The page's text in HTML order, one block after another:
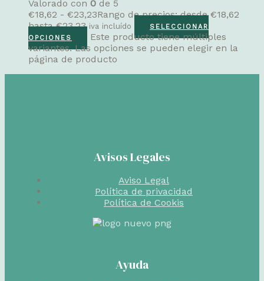
Valorado con 0 de 5
€18,62 - €23,23Rango de precios: desde €18,62
hasta €23,23 iva incluído
SELECCIONAR
OPCIONES
Este producto tiene múltiples
variantes. Las opciones se pueden elegir en la
página de producto
Avisos Legales
Aviso Legal
Política de privacidad
Política de Cookis
Ayuda